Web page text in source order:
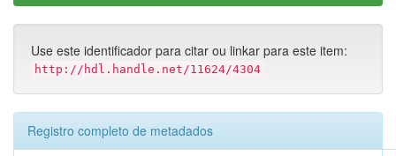
Use este identificador para citar ou linkar para este item:
http://hdl.handle.net/11624/4304
Registro completo de metadados